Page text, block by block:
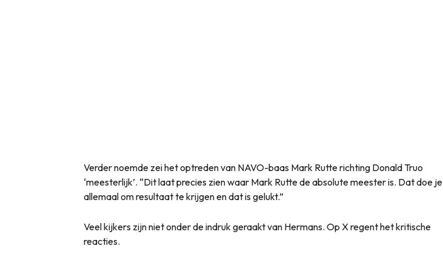
Verder noemde zei het optreden van NAVO-baas Mark Rutte richting Donald Truo
‘meesterlijk’. “Dit laat precies zien waar Mark Rutte de absolute meester is. Dat doe je
allemaal om resultaat te krijgen en dat is gelukt.”
Veel kijkers zijn niet onder de indruk geraakt van Hermans. Op X regent het kritische
reacties.